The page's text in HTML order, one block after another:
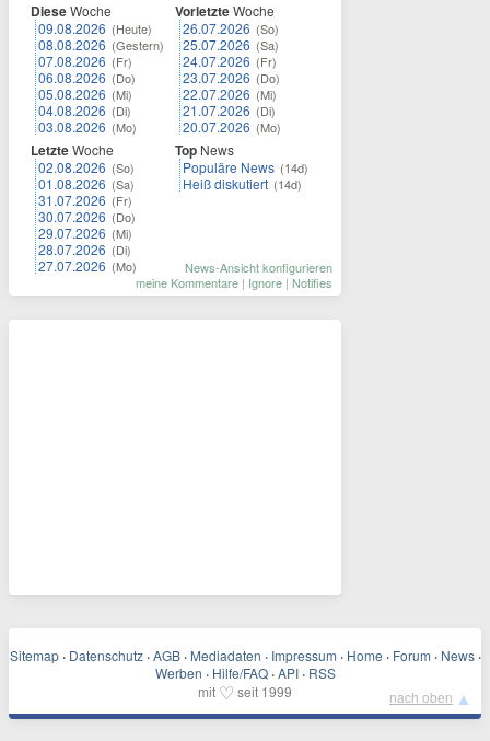
DieseWoche
09.08.2026 (Heute)
08.08.2026 (Gestern)
07.08.2026 (Fr)
06.08.2026 (Do)
05.08.2026 (Mi)
04.08.2026 (Di)
03.08.2026 (Mo)
LetzteWoche
02.08.2026 (So)
01.08.2026 (Sa)
31.07.2026 (Fr)
30.07.2026 (Do)
29.07.2026 (Mi)
28.07.2026 (Di)
27.07.2026 (Mo)
VorletzteWoche
26.07.2026 (So)
25.07.2026 (Sa)
24.07.2026 (Fr)
23.07.2026 (Do)
22.07.2026 (Mi)
21.07.2026 (Di)
20.07.2026 (Mo)
Top News
Populäre News (14d)
Heiß diskutiert (14d)
News-Ansicht konfigurieren
meine Kommentare | Ignore | Notifies
Sitemap · Datenschutz · AGB · Mediadaten · Impressum · Home · Forum · News ·
Werben · Hilfe/FAQ · API · RSS
mit ♡ seit 1999 nach oben ▲